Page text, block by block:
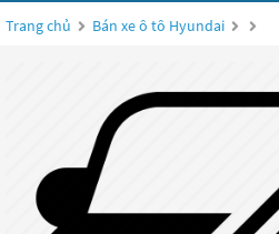
Trang chủ Bán xe ô tô Hyundai